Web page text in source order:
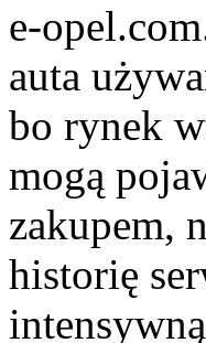
e-
auta
bo rynek
mogą
zakupem,
historię